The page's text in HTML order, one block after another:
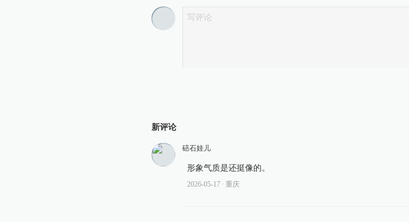
新评论
碚石娃儿
形象气质是还挺像的。
2026-05-17 ∙ 重庆